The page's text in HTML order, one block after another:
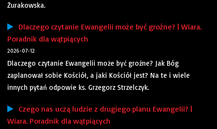
Żurakowska.
Dlaczego czytanie Ewangelii może być groźne? | Wiara.
Poradnik dla wątpiących
2026-07-12
Dlaczego czytanie Ewangelii może być groźne? Jak Bóg
zaplanował sobie Kościół, a jaki Kościół jest? Na te i wiele
innych pytań odpowie ks. Grzegorz Strzelczyk.
Czego nas uczą ludzie z drugiego planu Ewangelii? |
Wiara. Poradnik dla wątpiących